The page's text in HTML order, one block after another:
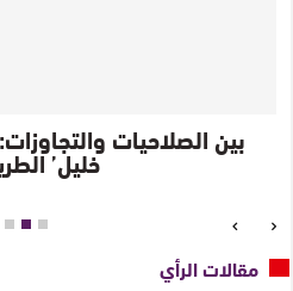
زَلّة مؤسسة عبد
مقالات الرأي